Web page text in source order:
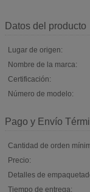
Datos del producto
Lugar de origen:
Nombre de la marca:
Certificación:
Número de modelo:
Pago y Envío
Cantidad de orden
Precio:
Detalles de
Tiempo de entrega: